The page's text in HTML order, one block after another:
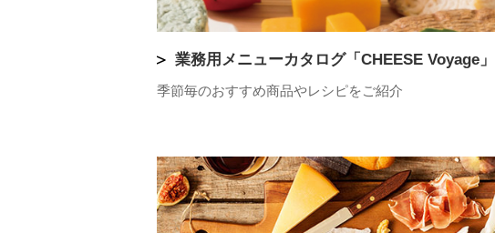
業務用メニューカタログ「CHEESE Voyage」
季節毎のおすすめ商品やレシピをご紹介